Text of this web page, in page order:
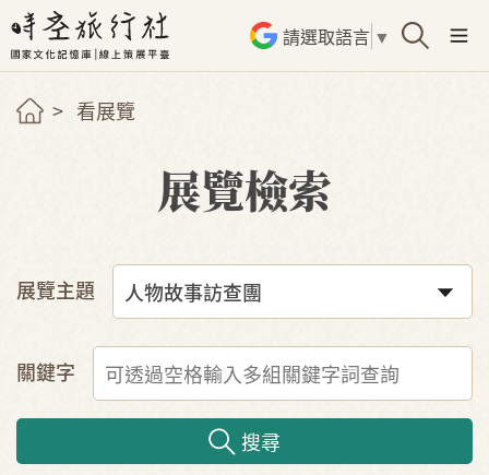
請選取語言 ▼
看展覽
展覽檢索
展覽主題
關鍵字
搜尋